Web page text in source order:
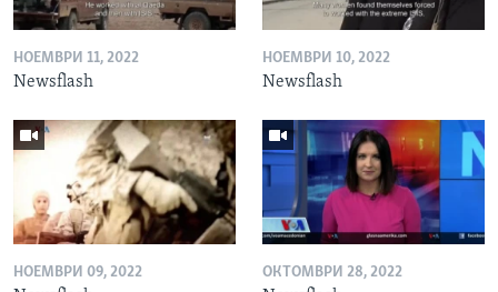
НОЕМВРИ 11, 2022
Newsflash
НОЕМВРИ 10, 2022
Newsflash
НОЕМВРИ 09, 2022 ОКТОМВРИ 28, 2022